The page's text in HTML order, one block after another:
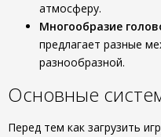
атмосферу.
Многообразие
предлагает разные
разнообразной.
Основные
Перед тем как загрузить